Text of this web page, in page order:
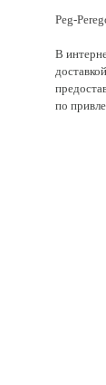
Peg-
В
по